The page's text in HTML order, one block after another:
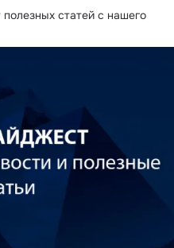
статей с нашего